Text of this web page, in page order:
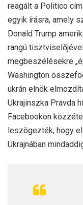
reagált a Politico
egyik írásra, amely
Donald Trump
rangú
megbeszélésekre
Washington
ukrán elnök
Ukrajinszka Pravda
Facebookon
leszögezték, hogy
Ukrajnában